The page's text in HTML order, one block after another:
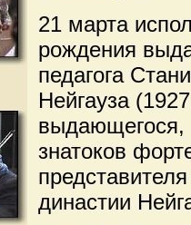
21 марта
рождения
педагога
Нейгауза
выдающегося,
знатоков
династии